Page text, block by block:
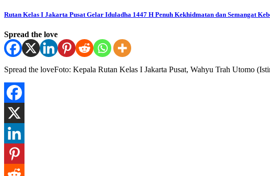
Rutan Kelas I Jakarta Pusat Gelar Iduladha 1447 H Penuh Kekhidmatan dan Semangat
Spread the love
Spread the loveFoto: Kepala Rutan Kelas I Jakarta Pusat, Wahyu Trah Utomo